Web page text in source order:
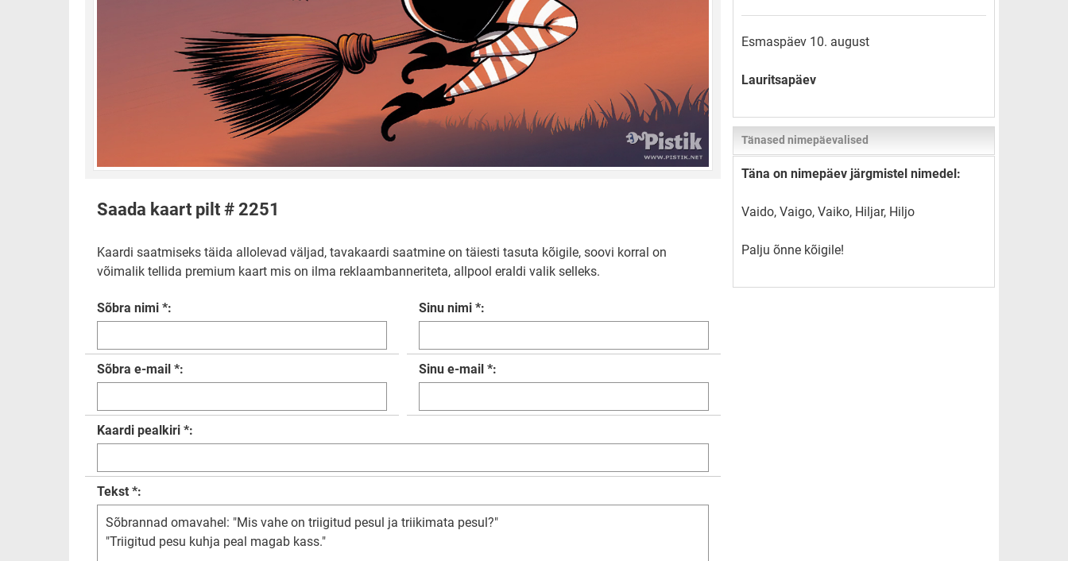
Saada kaart pilt # 2251
Kaardi saatmiseks täida allolevad väljad, tavakaardi saatmine on täiesti tasuta kõigile, soovi korral on
võimalik tellida premium kaart mis on ilma reklaambanneriteta, allpool eraldi valik selleks.
Sõbra nimi *:
Sõbra e-mail *:
Sinu nimi *:
Sinu e-mail *:
Kaardi pealkiri *:
Tekst *:
Esmaspäev 10. august
Lauritsapäev
Tänased nimepäevalised
Täna on nimepäev järgmistel nimedel:
Vaido, Vaigo, Vaiko, Hiljar, Hiljo
Palju õnne kõigile!